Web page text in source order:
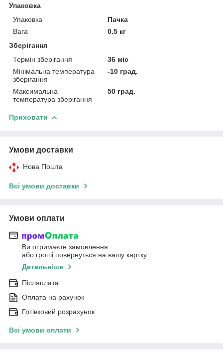
Упаковка
Упаковка
Пачка
Вага
0.5 кг
Зберігання
Термін зберігання
36 міс
Мінімальна температура
зберігання
-10 град.
Максимальна
температура зберігання
50 град.
Приховати
Умови доставки
Нова Пошта
Всі умови доставки
Умови оплати
Ви отримаєте замовлення
або гроші повернуться на вашу картку
Детальніше
Післяплата
Оплата на рахунок
Готівковий розрахунок
Всі умови оплати